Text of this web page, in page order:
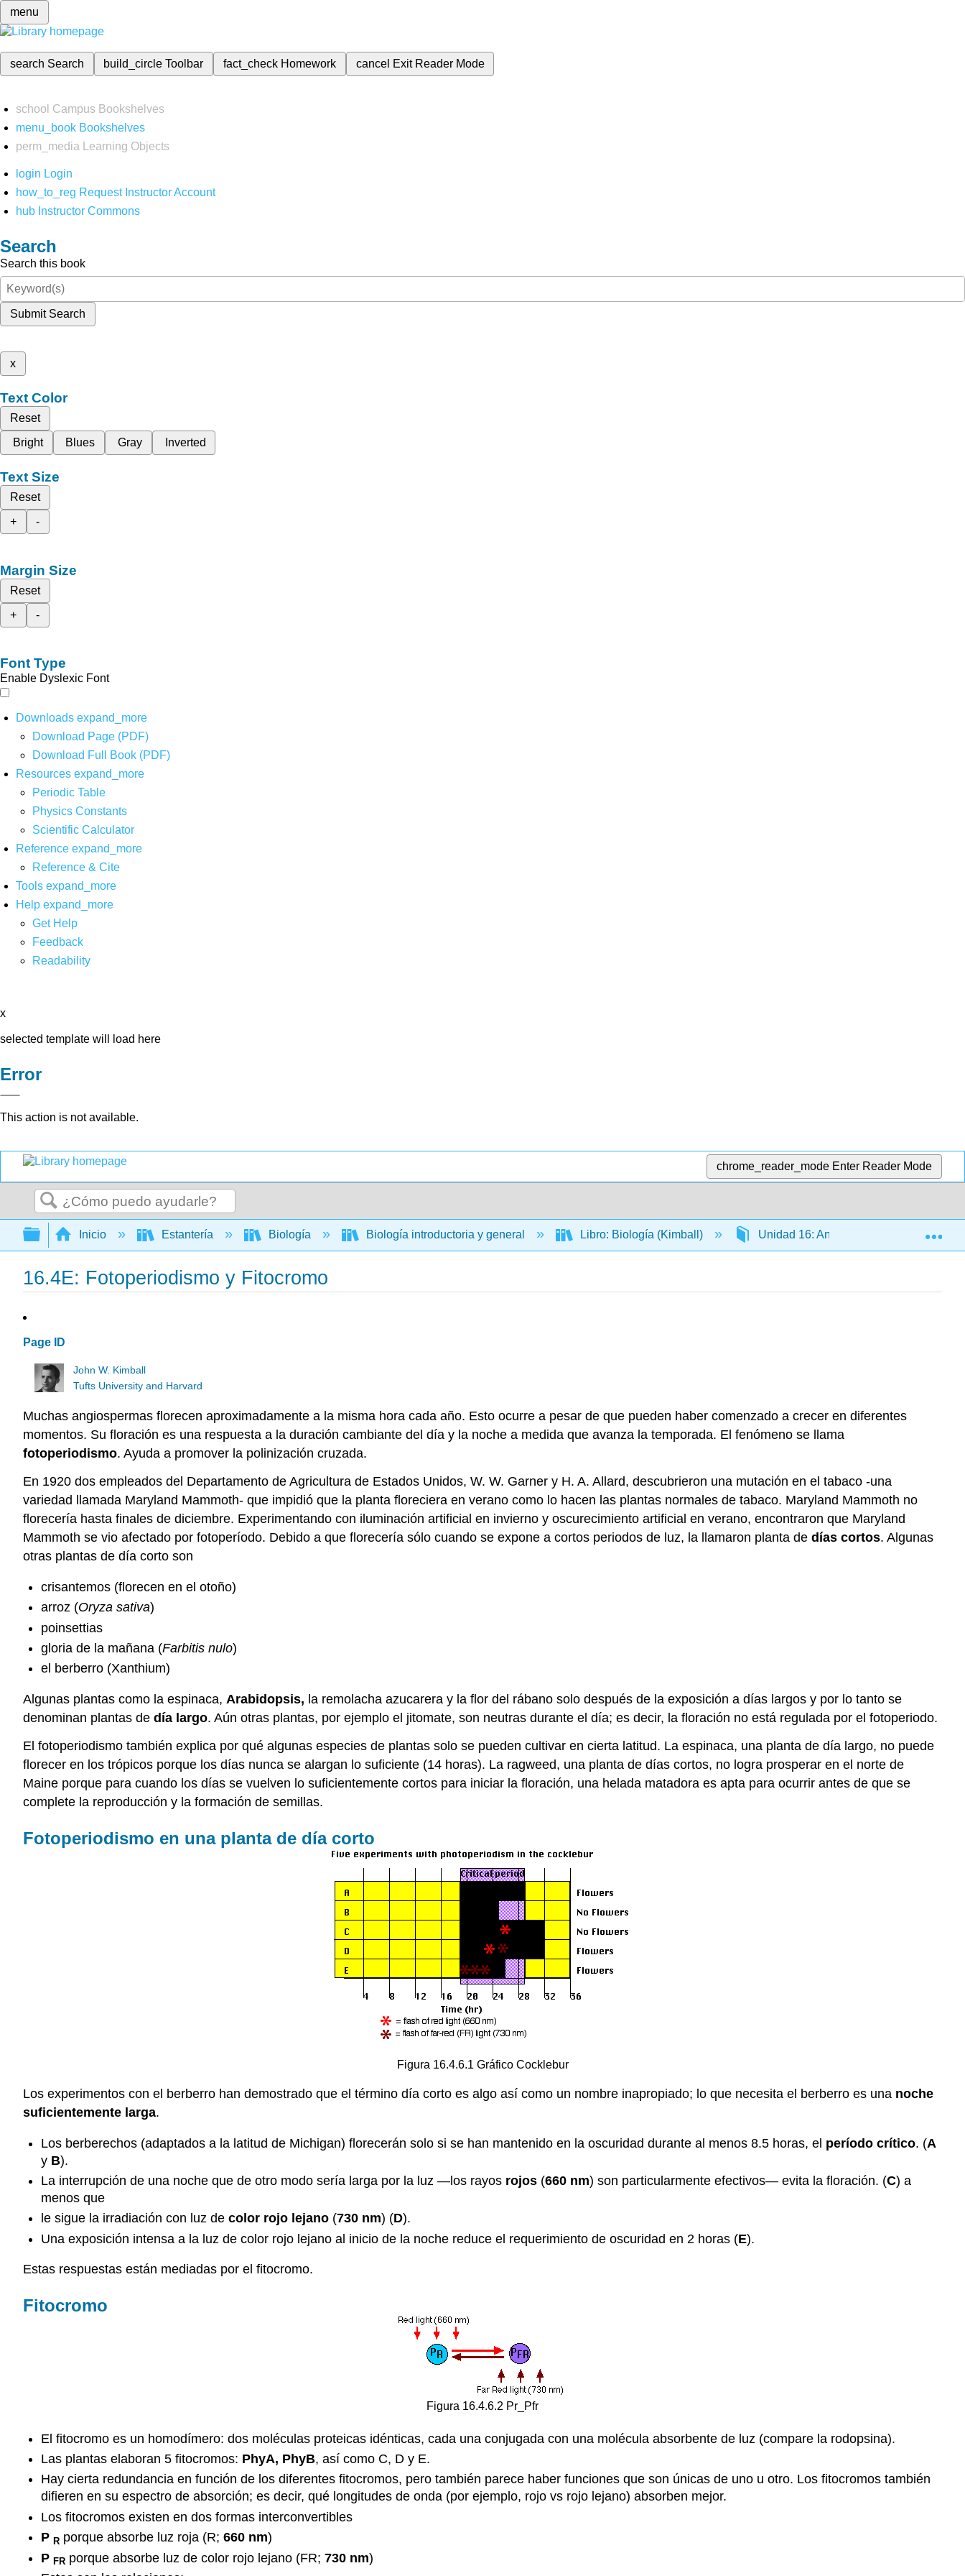
menu
search Search build_circleToolbar fact_check Homework cancel Exit Reader Mode
school Campus Bookshelves
menu_book Bookshelves
perm_media
Learning Objects
login Login
how_to_reg Request Instructor Account
hub Instructor Commons
Search
Search this book
Submit Search
x
Text Color
Reset
Bright
Blues Gray Inverted
Text Size
Reset
+
-
Margin Size
Reset
+
-
Font Type
Enable Dyslexic Font
Downloads expand_more
Download Page (PDF)
Download Full Book (PDF)
Resources expand_more
Periodic Table
Physics Constants
Scientific Calculator
Reference expand_more
Reference & Cite
Tools expand_more
Help expand_more
Get Help
Feedback
Readability
x
selected template will load here
Error
This action is not available.
chrome_reader_mode Enter Reader Mode
Buscar
Expandir/contraer jerarquía global
Inicio Estantería Biología Biología introductoria y general Libro: Biología (Kimball) Unidad 16: Anatomía y Fisiología de
16.4E: Fotoperiodismo y Fitocromo
Page ID
John W. Kimball
Tufts University and Harvard
Muchas angiospermas florecen aproximadamente a la misma hora cada año. Esto ocurre a pesar de que pueden haber comenzado a crecer en diferentes
momentos. Su floración es una respuesta a la duración cambiante del día y la noche a medida que avanza la temporada. El fenómeno se llama
fotoperiodismo. Ayuda a promover la polinización cruzada.
En 1920 dos empleados del Departamento de Agricultura de Estados Unidos, W. W. Garner y H. A. Allard, descubrieron una mutación en el tabaco -una
variedad llamada Maryland Mammoth- que impidió que la planta floreciera en verano como lo hacen las plantas normales de tabaco. Maryland Mammoth no
florecería hasta finales de diciembre. Experimentando con iluminación artificial en invierno y oscurecimiento artificial en verano, encontraron que Maryland
Mammoth se vio afectado por fotoperíodo. Debido a que florecería sólo cuando se expone a cortos periodos de luz, la llamaron planta de días cortos. Algunas
otras plantas de día corto son
crisantemos (florecen en el otoño)
arroz (Oryza sativa)
poinsettias
gloria de la mañana (Farbitis nulo)
el berberro (Xanthium)
Algunas plantas como la espinaca, Arabidopsis, la remolacha azucarera y la flor del rábano solo después de la exposición a días largos y por lo tanto se
denominan plantas de día largo. Aún otras plantas, por ejemplo el jitomate, son neutras durante el día; es decir, la floración no está regulada por el fotoperiodo.
El fotoperiodismo también explica por qué algunas especies de plantas solo se pueden cultivar en cierta latitud. La espinaca, una planta de día largo, no puede
florecer en los trópicos porque los días nunca se alargan lo suficiente (14 horas). La ragweed, una planta de días cortos, no logra prosperar en el norte de
Maine porque para cuando los días se vuelven lo suficientemente cortos para iniciar la floración, una helada matadora es apta para ocurrir antes de que se
complete la reproducción y la formación de semillas.
Fotoperiodismo en una planta de día corto
Figura 16.4.6.1 Gráfico Cocklebur
Los experimentos con el berberro han demostrado que el término día corto es algo así como un nombre inapropiado; lo que necesita el berberro es una noche
suficientemente larga.
Los berberechos (adaptados a la latitud de Michigan) florecerán solo si se han mantenido en la oscuridad durante al menos 8.5 horas, el período crítico. (A
y B).
La interrupción de una noche que de otro modo sería larga por la luz —los rayos rojos(660 nm) son particularmente efectivos— evita la floración. (C) a
menos que
le sigue la irradiación con luz de color rojo lejano(730 nm) (D).
Una exposición intensa a la luz de color rojo lejano al inicio de la noche reduce el requerimiento de oscuridad en 2 horas (E).
Estas respuestas están mediadas por el fitocromo.
Fitocromo
Figura 16.4.6.2 Pr_Pfr
El fitocromo es un homodímero: dos moléculas proteicas idénticas, cada una conjugada con una molécula absorbente de luz (compare la rodopsina).
Las plantas elaboran 5 fitocromos: PhyA, PhyB, así como C, D y E.
Hay cierta redundancia en función de los diferentes fitocromos, pero también parece haber funciones que son únicas de uno u otro. Los fitocromos también
difieren en su espectro de absorción; es decir, qué longitudes de onda (por ejemplo, rojo vs rojo lejano) absorben mejor.
Los fitocromos existen en dos formas interconvertibles
P Rporque absorbe luz roja (R; 660 nm)
P FRporque absorbe luz de color rojo lejano (FR; 730 nm)